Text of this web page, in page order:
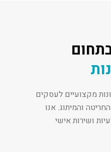
מקצועיים לעסקים
והמיתוג. אנו
ושירות אישי